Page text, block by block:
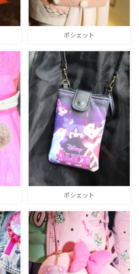
ポシェット
ポシェット